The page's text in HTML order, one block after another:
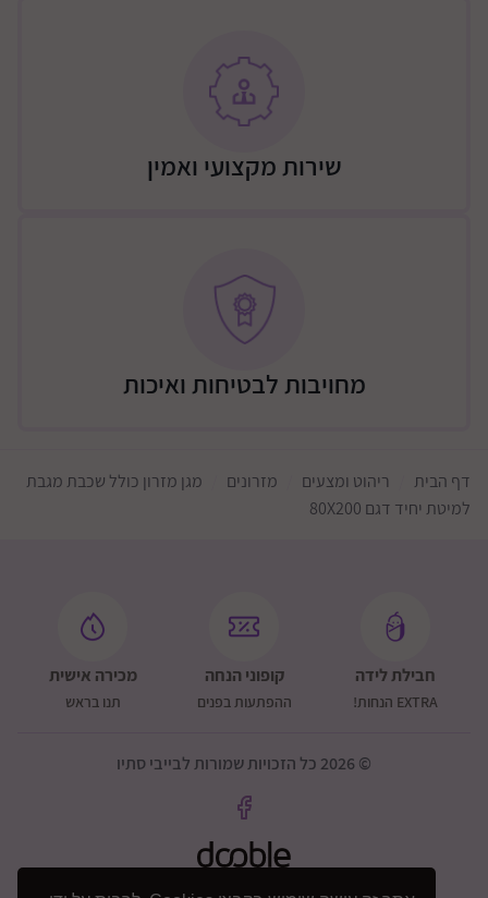
שירות מקצועי ואמין
מחויבות לבטיחות ואיכות
דף הבית ריהוט ומצעים מזרונים
מגן מזרון כולל שכבת מגבת
למיטת יחיד דגם 80X200
חבילת לידה
EXTRA הנחות!
קופוני הנחה
ההפתעות בפנים
מכירה אישית
תנו בראש
© 2026 כל הזכויות שמורות לבייבי סתיו